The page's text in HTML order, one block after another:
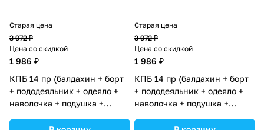
Старая цена
3 972 ₽
Цена со скидкой
1 986 ₽
КПБ 14 пр (балдахин + борт
+ пододеяльник + одеяло +
наволочка + подушка +
(№1146-0-1_03) цвета в
Старая цена
3 972 ₽
Цена со скидкой
1 986 ₽
КПБ 14 пр (балдахин + борт
+ пододеяльник + одеяло +
наволочка + подушка +
(№1146-0-1_04) цвета в